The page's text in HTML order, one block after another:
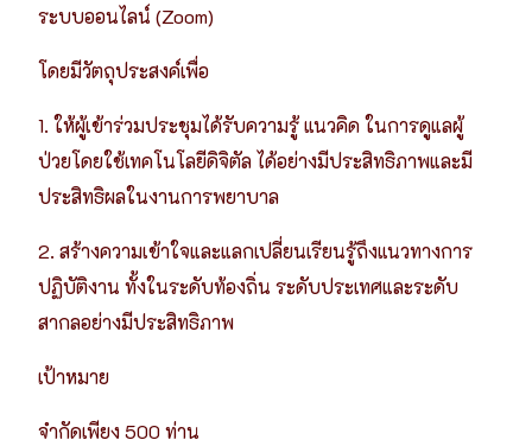
ระบบออนไลน์ (Zoom)
โดยมีวัตถุประสงค์เพื่อ
1. ให้ผู้เข้าร่วมประชุมได้รับความรู้ แนวคิด ในการดูแลผู้
ป่วยโดยใช้เทคโนโลยีดิจิตัล ได้อย่างมีประสิทธิภาพและมี
ประสิทธิผลในงานการพยาบาล
2.สร้างความเข้าใจและแลกเปลี่ยนเรียนรู้ถึงแนวทางการ
ปฏิบัติงาน ทั้งในระดับท้องถิ่น ระดับประเทศและระดับ
สากลอย่างมีประสิทธิภาพ
เป้าหมาย
จำกัดเพียง 500 ท่าน